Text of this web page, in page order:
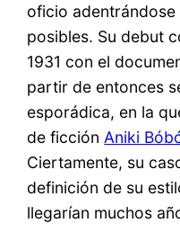
oficio
posibles. Su debut
1931 con el
partir de entonces
esporádica, en la
de ficción Aniki
Ciertamente, su
definición de su
llegarían muchos